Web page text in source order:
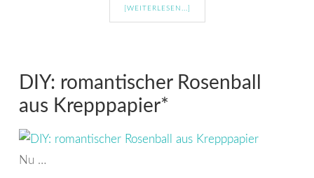
[WEITERLESEN...]
DIY: romantischer Rosenball
aus Krepppapier*
Nu …